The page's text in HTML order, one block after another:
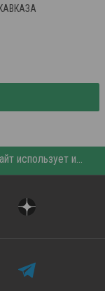
Этот сайт использует «cookies». Также сайт использует интернет-сервис для сбора технических данных касательно посетителей с целью получения маркетинговой и статистической информации. Условия обработки данных посетителей сайта см.